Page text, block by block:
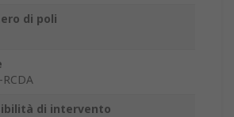
di poli
di intervento